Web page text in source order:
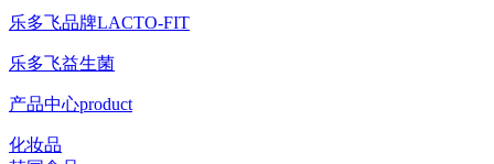
乐多飞品牌LACTO-FIT
乐多飞益生菌
产品中心product
化妆品